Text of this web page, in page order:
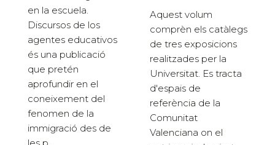
en la escuela.
Discursos de los
agentes educativos
és una publicació
que pretén
aprofundir en el
coneixement del
fenomen de la
immigració des de
les p...
Aquest volum
comprèn els catàlegs
de tres exposicions
realitzades per la
Universitat. Es tracta
d'espais de
referència de la
Comunitat
Valenciana on el